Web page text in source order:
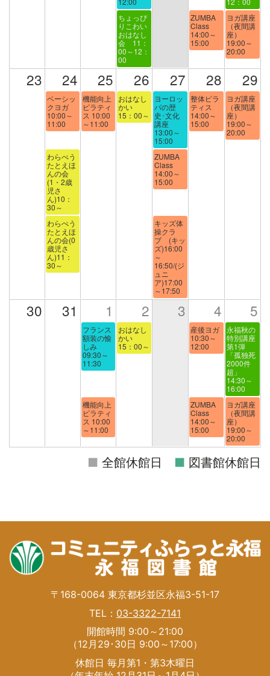
ちょっぴ
りこわい
おはなし
会 11：
00～12：
00
ZUMBA
Class
14:00～
15:00
ヨガ講座
（夜間講
座）
19:00～
20:00
23 24 25 26 27 28 29
ベーシッ
クヨガ
10:00～
11:00
機能向上
ピラティ
ス 10:00
～11:00
おはなし
かい
15：00～
ヨーロッ
パの歴
史･文化
講座
13:00～
15:00
整体ピラ
ティス
14:00～
15:00
ヨガ講座
（夜間講
座）
19:00～
20:00
わらべう
たとえほ
んの会
(1・2歳
児さ
ん)10：
30～
ZUMBA
Class
14:00～
15:00
わらべう
たとえほ
んの会(0
歳児さ
ん)11：
30～
キッズ体
操クラ
ブ (キッ
ズ)16:00
～
16:50/(ジ
ュニ
ア)17:00
～17:50
30 31 1 2 3 4 5
フランス
額装の愉
しみ
09:30～
11:30
おはなし
かい
15：00～
産後ヨガ
10:30～
12:00
永福秋の
特別講座
第1弾
「孤独死
2000件
超」
14:30～
16:00
機能向上
ピラティ
ス 10:00
～11:00
ZUMBA
Class
14:00～
15:00
ヨガ講座
（夜間講
座）
19:00～
20:00
■ 全館休館日 ■ 図書館休館日
〒168-0064 東京都杉並区永福3-51-17
TEL： 03-3322-7141
開館時間 9:00～21:00
（12月29･30日 9:00～17:00）
休館日 毎月第1・第3木曜日